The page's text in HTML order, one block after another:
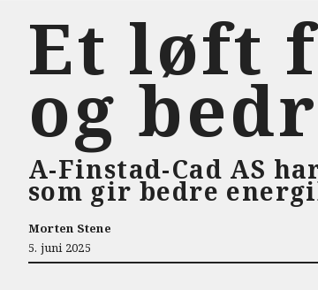
Et løft
og
A-Finstad-Cad AS
som gir bedre
Morten Stene
5. juni 2025